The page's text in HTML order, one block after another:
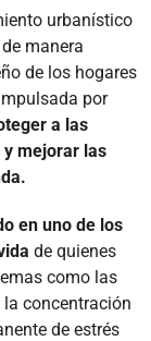
urbanístico
manera
de los hogares
por
a las
mejorar las
en uno de los
de quienes
como las
concentración
de estrés